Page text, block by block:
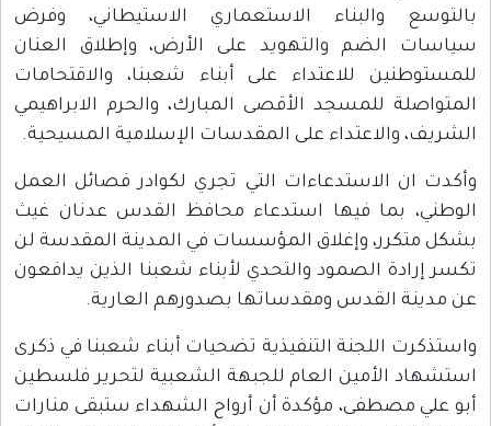
بالتوسع والبناء الاستعماري الاستيطاني، وفرض
سياسات الضم والتهويد على الأرض، وإطلاق العنان
للمستوطنين للاعتداء على أبناء شعبنا، والاقتحامات
المتواصلة للمسجد الأقصى المبارك، والحرم الابراهيمي
الشريف، والاعتداء على المقدسات الإسلامية المسيحية.
وأكدت ان الاستدعاءات التي تجري لكوادر فصائل العمل
الوطني، بما فيها استدعاء محافظ القدس عدنان غيث
بشكل متكرر، وإغلاق المؤسسات في المدينة المقدسة لن
تكسر إرادة الصمود والتحدي لأبناء شعبنا الذين يدافعون
عن مدينة القدس ومقدساتها بصدورهم العارية.
واستذكرت اللجنة التنفيذية تضحيات أبناء شعبنا في ذكرى
استشهاد الأمين العام للجبهة الشعبية لتحرير فلسطين
أبو علي مصطفى، مؤكدة أن أرواح الشهداء ستبقى منارات